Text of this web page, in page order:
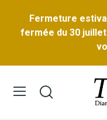
Fermeture
fermée du 30